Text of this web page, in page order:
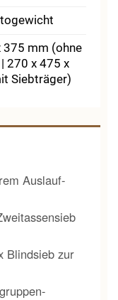
375 mm (ohne
270 x 475 x
Siebträger)
Auslauf-
Blindsieb zur